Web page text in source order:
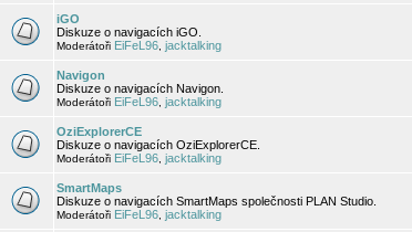
iGO
Diskuze o navigacích iGO.
Moderátoři EiFeL96 jacktalking
Navigon
Diskuze o navigacích Navigon.
Moderátoři EiFeL96 jacktalking
OziExplorerCE
Diskuze o navigacích OziExplorerCE.
Moderátoři EiFeL96 jacktalking
SmartMaps
Diskuze o navigacích SmartMaps společnosti PLAN Studio.
Moderátoři EiFeL96 jacktalking